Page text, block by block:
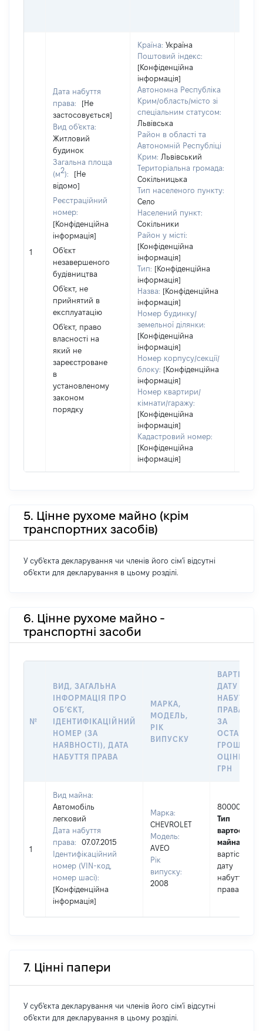
1
Дата набуття
права:
[Не
застосовується]
Вид об'єкта:
Житловий
будинок
Загальна площа
(м2):
[Не
відомо]
Реєстраційний
номер:
[Конфіденційна
інформація]
Об'єкт
незавершеного
будівництва
Об'єкт, не
прийнятий в
експлуатацію
Об'єкт, право
власності на
який не
зареєстроване
в
установленому
законом
порядку
Країна: Україна
Поштовий індекс:
[Конфіденційна
інформація]
Автономна Республіка
Крим/область/місто зі
спеціальним статусом:
Львівська
Район в області та
Автономній Республіці
Крим: Львівський
Територіальна громада:
Сокільницька
Тип населеного пункту:
Село
Населений пункт:
Сокільники
Район у місті:
[Конфіденційна
інформація]
Тип: [Конфіденційна
інформація]
Назва: [Конфіденційна
інформація]
Номер будинку/
земельної ділянки:
[Конфіденційна
інформація]
Номер корпусу/секції/
блоку: [Конфіденційна
інформація]
Номер квартири/
кімнати/гаражу:
[Конфіденційна
інформація]
Кадастровий номер:
[Конфіденційна
інформація]
5. Цінне рухоме майно (крім
транспортних засобів)
У суб'єкта декларування чи членів його сім'ї відсутні
об'єкти для декларування в цьому розділі.
6. Цінне рухоме майно -
транспортні засоби
№
ВИД, ЗАГАЛЬНА
ІНФОРМАЦІЯ ПРО
ОБʼЄКТ,
ІДЕНТИФІКАЦІЙНИЙ
НОМЕР (ЗА
НАЯВНОСТІ), ДАТА
НАБУТТЯ ПРАВА
МАРКА,
МОДЕЛЬ,
РІК
ВИПУСКУ
ВАРТІСТЬ
ДАТУ
НАБУТТЯ
ПРАВА АБО
ЗА
ОЦІНКОЮ,
ГРН
1
Вид майна:
Автомобіль
легковий
Дата набуття
права:
07.07.2015
Ідентифікаційний
номер (VIN-код,
номер шасі):
[Конфіденційна
інформація]
Марка:
СHEVROLET
Модель:
AVEO
Рік
випуску:
2008
80000
Тип
вартості
майна:
вартість на
дату
набуття
права
7. Цінні папери
У суб'єкта декларування чи членів його сім'ї відсутні
об'єкти для декларування в цьому розділі.